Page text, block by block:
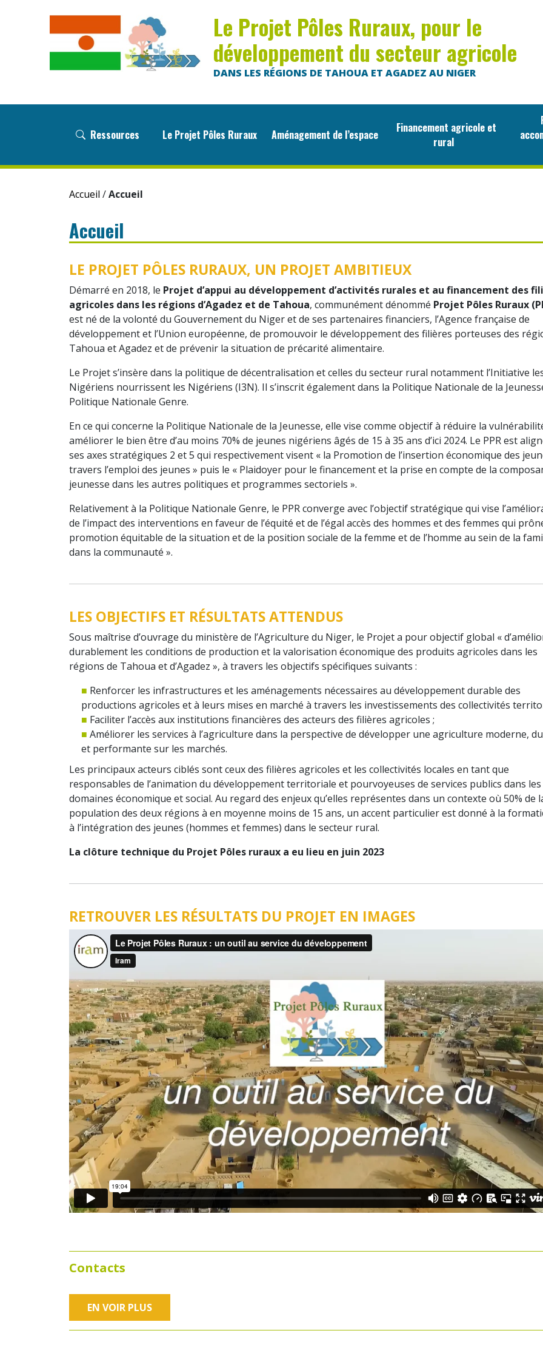
Le Projet Pôles Ruraux, pour le
développement du secteur agricole
DANS LES RÉGIONS DE TAHOUA ET AGADEZ AU NIGER
Ressources Le Projet Pôles Ruraux Aménagement de l’espace
Financement agricole et
rural
Accueil /Accueil
Accueil
LE PROJET PÔLES RURAUX, UN PROJET AMBITIEUX
Démarré en 2018, le Projet d’appui au développement d’activités rurales et au financement des
agricoles dans les régions d’Agadez et de Tahoua, communément dénommé Projet Pôles Ruraux
est né de la volonté du Gouvernement du Niger et de ses partenaires financiers, l’Agence française de
développement et l’Union européenne, de promouvoir le développement des filières porteuses des
Tahoua et Agadez et de prévenir la situation de précarité alimentaire.
Le Projet s’insère dans la politique de décentralisation et celles du secteur rural notamment l’Initiative
Nigériens nourrissent les Nigériens (I3N). Il s’inscrit également dans la Politique Nationale de la
Politique Nationale Genre.
En ce qui concerne la Politique Nationale de la Jeunesse, elle vise comme objectif à réduire la
améliorer le bien être d’au moins 70% de jeunes nigériens âgés de 15 à 35 ans d’ici 2024. Le PPR est
ses axes stratégiques 2 et 5 qui respectivement visent « la Promotion de l’insertion économique des
travers l’emploi des jeunes » puis le « Plaidoyer pour le financement et la prise en compte de la
jeunesse dans les autres politiques et programmes sectoriels ».
Relativement à la Politique Nationale Genre, le PPR converge avec l’objectif stratégique qui vise
de l’impact des interventions en faveur de l’équité et de l’égal accès des hommes et des femmes qui
promotion équitable de la situation et de la position sociale de la femme et de l’homme au sein de la
dans la communauté ».
LES OBJECTIFS ET RÉSULTATS ATTENDUS
Sous maîtrise d’ouvrage du ministère de l’Agriculture du Niger, le Projet a pour objectif global «
durablement les conditions de production et la valorisation économique des produits agricoles dans les
régions de Tahoua et d’Agadez », à travers les objectifs spécifiques suivants :
Renforcer les infrastructures et les aménagements nécessaires au développement durable des
productions agricoles et à leurs mises en marché à travers les investissements des collectivités
Faciliter l’accès aux institutions financières des acteurs des filières agricoles ;
Améliorer les services à l’agriculture dans la perspective de développer une agriculture moderne,
et performante sur les marchés.
Les principaux acteurs ciblés sont ceux des filières agricoles et les collectivités locales en tant que
responsables de l’animation du développement territoriale et pourvoyeuses de services publics dans les
domaines économique et social. Au regard des enjeux qu’elles représentes dans un contexte où 50% de
population des deux régions à en moyenne moins de 15 ans, un accent particulier est donné à la
à l’intégration des jeunes (hommes et femmes) dans le secteur rural.
La clôture technique du Projet Pôles ruraux a eu lieu en juin 2023
RETROUVER LES RÉSULTATS DU PROJET EN IMAGES
Contacts
EN VOIR PLUS